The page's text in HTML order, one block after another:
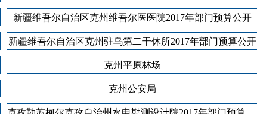
新疆维吾尔自治区克州维吾尔医医院2017年部门预算公开
新疆维吾尔自治区克州驻乌第二干休所2017年部门预算公开
克州平原林场
克州公安局